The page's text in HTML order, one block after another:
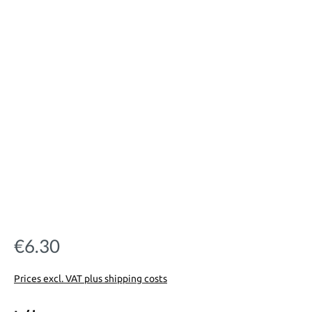
Regular price:
€6.30
Prices excl. VAT plus shipping costs